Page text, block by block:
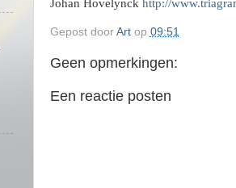
Johan Hovelynck http://
Gepost door Art op 09:51
Geen opmerkingen:
Een reactie posten